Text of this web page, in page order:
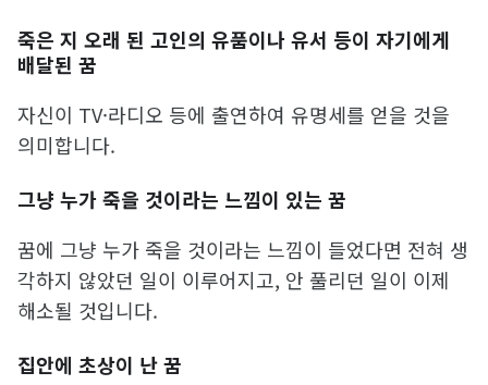
죽은 지 오래 된 고인의 유품이나 유서 등이 자기에게
배달된 꿈
자신이 TV·라디오 등에 출연하여 유명세를 얻을 것을
의미합니다.
그냥 누가 죽을 것이라는 느낌이 있는 꿈
꿈에 그냥 누가 죽을 것이라는 느낌이 들었다면 전혀 생
각하지 않았던 일이 이루어지고, 안 풀리던 일이 이제
해소될 것입니다.
집안에 초상이 난 꿈